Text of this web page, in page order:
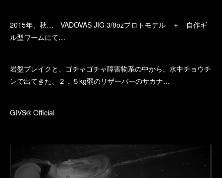
2015年、秋… VADOVAS JIG 3/8ozプロトモデル ＋ 自作ギ
ル型ワームにて…
岩盤ブレイクと、ゴチャゴチャ障害物系の中から、水中チョウチ
ンで出てきた、２．５kg弱のリザーバーのサカナ…
GIVS® Official